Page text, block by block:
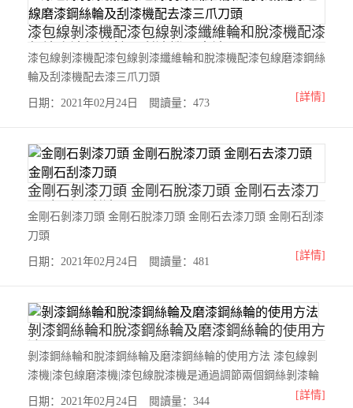
漆包線剝漆機配漆包線剝漆纖維輪和脫漆機配漆
包線磨漆鋼絲輪及刮漆機配去漆三爪刀頭
漆包線剝漆機配漆包線剝漆纖維輪和脫漆機配漆包線磨漆鋼絲
輪及刮漆機配去漆三爪刀頭
[詳情]
日期：2021年02月24日 閱讀量：473
金剛石剝漆刀頭 金剛石脫漆刀頭 金剛石去漆刀
頭 金剛石刮漆刀頭
金剛石剝漆刀頭 金剛石脫漆刀頭 金剛石去漆刀頭 金剛石刮漆
刀頭
[詳情]
日期：2021年02月24日 閱讀量：481
剝漆鋼絲輪和脫漆鋼絲輪及磨漆鋼絲輪的使用方
法
剝漆鋼絲輪和脫漆鋼絲輪及磨漆鋼絲輪的使用方法 漆包線剝
漆機|漆包線磨漆機|漆包線脫漆機是通過調節兩個鋼絲剝漆輪
或剝漆纖維輪之間的間隙可以剝不同線徑的漆包線，不同線徑
[詳情]
日期：2021年02月24日 閱讀量：344